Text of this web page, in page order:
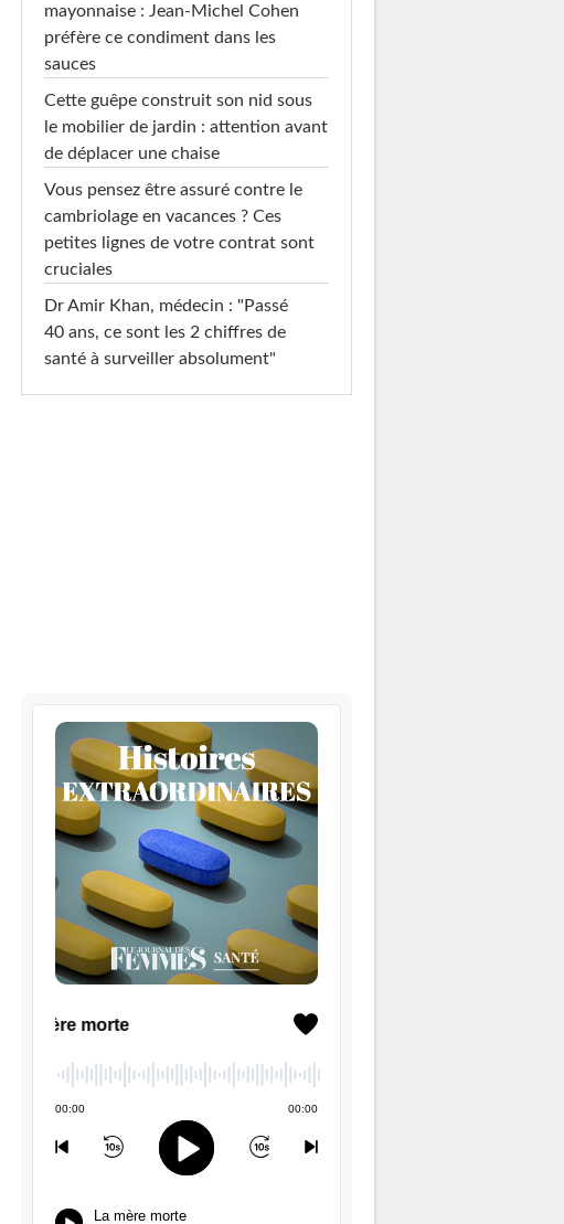
mayonnaise : Jean-Michel Cohen
préfère ce condiment dans les
sauces
Cette guêpe construit son nid sous
le mobilier de jardin : attention avant
de déplacer une chaise
Vous pensez être assuré contre le
cambriolage en vacances ? Ces
petites lignes de votre contrat sont
cruciales
Dr Amir Khan, médecin : "Passé
40 ans, ce sont les 2 chiffres de
santé à surveiller absolument"